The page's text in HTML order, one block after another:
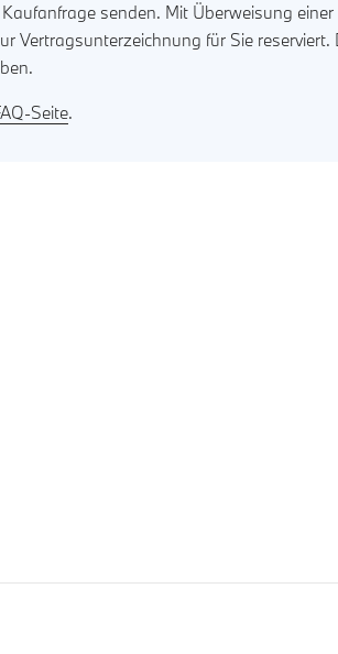
senden. Mit Überweisung
Vertragsunterzeichnung für Sie
Seite.